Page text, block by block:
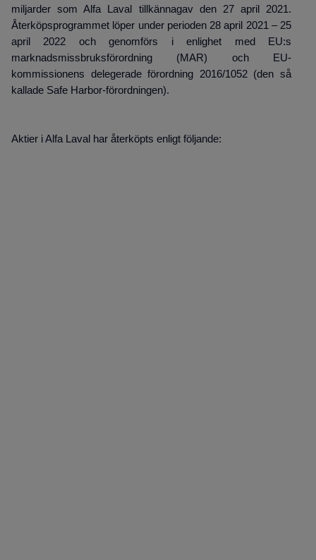
miljarder som Alfa Laval tillkännagav den 27 april 2021.
Återköpsprogrammet löper under perioden 28 april 2021 – 25
april 2022 och genomförs i enlighet med EU:s
marknadsmissbruksförordning (MAR) och EU-
kommissionens delegerade förordning 2016/1052 (den så
kallade Safe Harbor-förordningen).
Aktier i Alfa Laval har återköpts enligt följande: